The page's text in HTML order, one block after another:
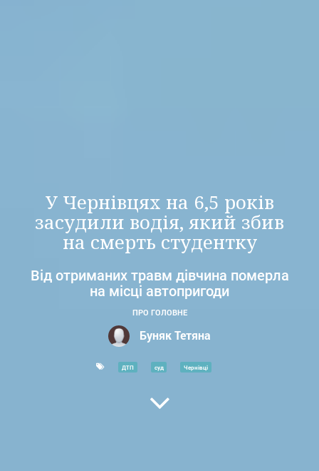
У Чернівцях на 6,5 років
засудили водія, який збив
на смерть студентку
Від отриманих травм дівчина померла
на місці автопригоди
ПРО ГОЛОВНЕ
Буняк Тетяна
ДТП суд Чернівці